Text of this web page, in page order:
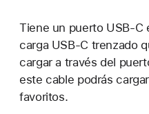
Tiene un puerto USB‑C
carga USB‑C trenzado
cargar a través del
este cable podrás
favoritos.